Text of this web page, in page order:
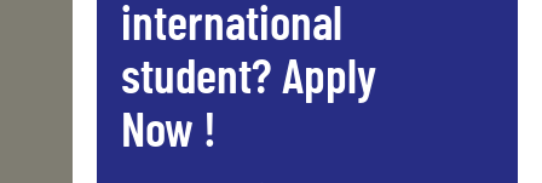
international
student? Apply
Now !